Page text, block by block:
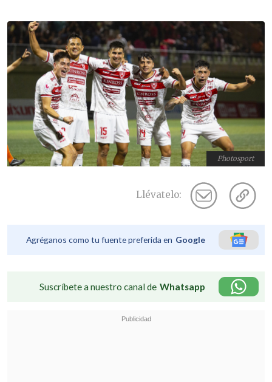
Photosport
Llévatelo:
Agréganos como tu fuente preferida en Google
Suscríbete a nuestro canal de Whatsapp